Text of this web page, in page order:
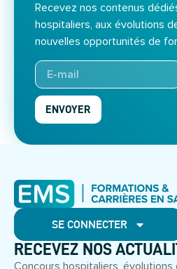
Recevez nos contenus
hospitaliers, aux évolutions
nouvelles opportunités de
ENVOYER
SE CONNECTER
RECEVEZ NOS
Concours hospitaliers,